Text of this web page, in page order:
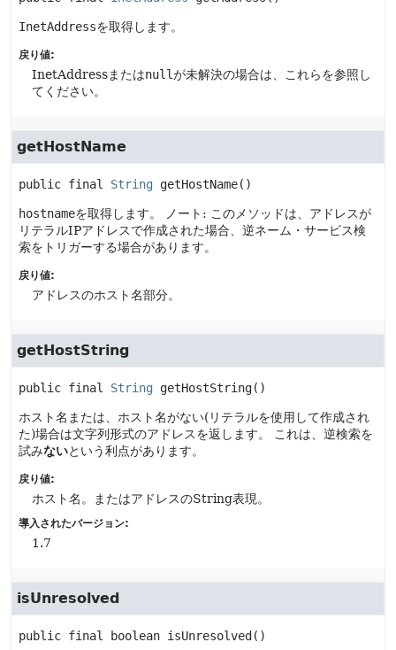
InetAddressを取得します。
戻り値:
InetAddressまたはnullが未解決の場合は、これらを参照し
てください。
getHostName
public final String getHostName()
hostnameを取得します。
ノート: このメソッドは、アドレスが
リテラルIPアドレスで作成された場合、逆ネーム・サービス検
索をトリガーする場合があります。
戻り値:
アドレスのホスト名部分。
getHostString
public final String getHostString()
ホスト名または、ホスト名がない(リテラルを使用して作成され
た)場合は文字列形式のアドレスを返します。
これは、逆検索を
試みないという利点があります。
戻り値:
ホスト名。またはアドレスのString表現。
導入されたバージョン:
1.7
isUnresolved
public final boolean isUnresolved ()